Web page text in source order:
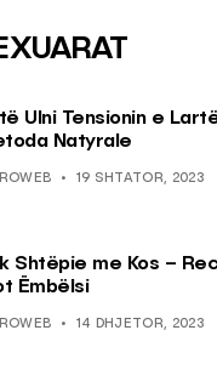
Ulni Tensionin e
Natyrale
19 SHTATOR, 2023
Shtëpie me Kos –
Ëmbëlsi
14 DHJETOR, 2023